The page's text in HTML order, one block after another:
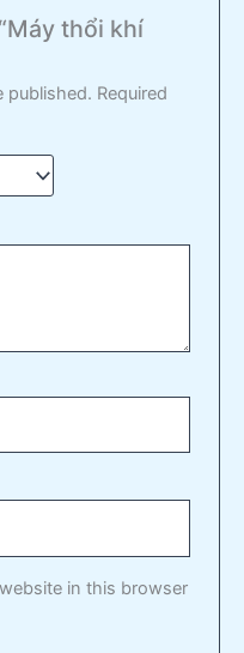
thổi khí
published. Required
in this browser